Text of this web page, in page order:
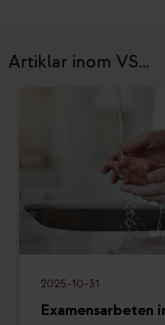
Artiklar inom VS...
2025-10-31
Examensarbeten